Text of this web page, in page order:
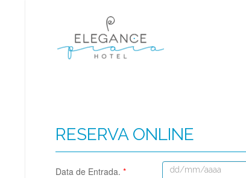
RESERVA ONLINE
Data de Entrada. *